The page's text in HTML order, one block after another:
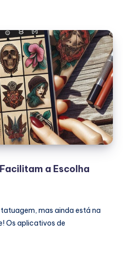
a Escolha
mas ainda está na
Os aplicativos de